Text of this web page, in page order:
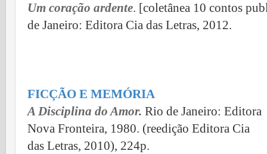
Um coração ardente. [coletânea 10 contos
de Janeiro: Editora Cia das Letras, 2012.
FICÇÃO E MEMÓRIA
A Disciplina do Amor. Rio de Janeiro: Editora
Nova Fronteira, 1980. (reedição Editora Cia
das Letras, 2010), 224p.